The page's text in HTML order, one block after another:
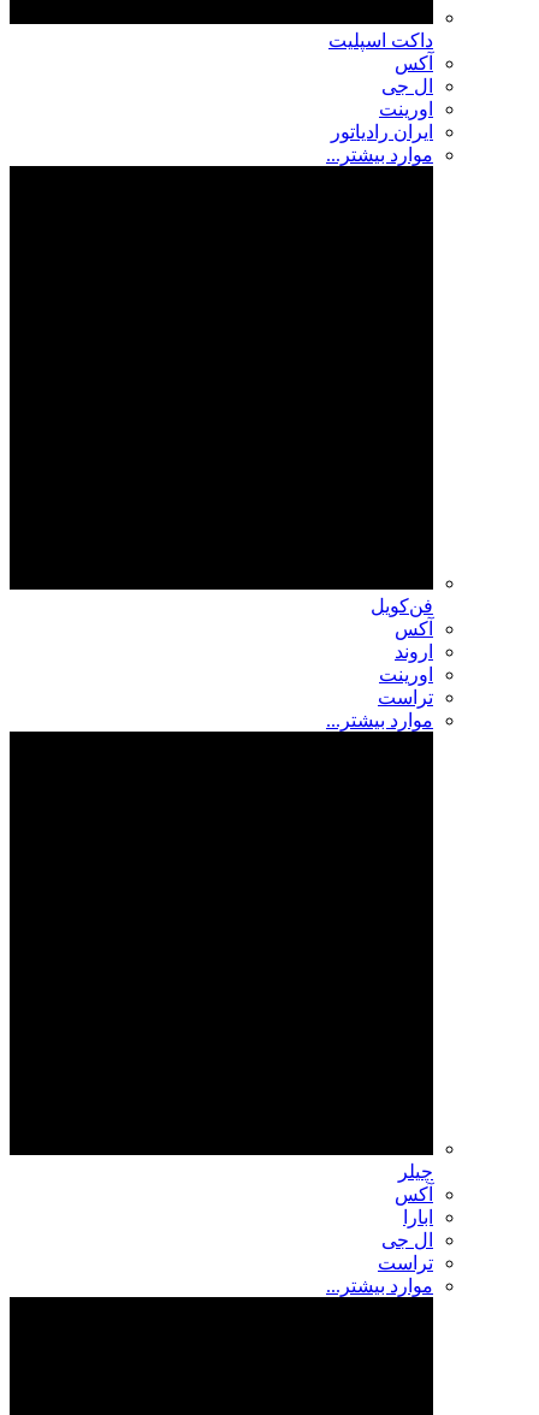
داکت اسپلیت
آکس
ال جی
اورینت
ایران رادیاتور
موارد بیشتر...
فن‌کویل
آکس
اروند
اورینت
تراست
موارد بیشتر...
چیلر
آکس
ابارا
ال جی
تراست
موارد بیشتر...